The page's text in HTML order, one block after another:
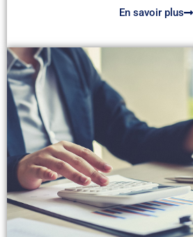
En savoir plus